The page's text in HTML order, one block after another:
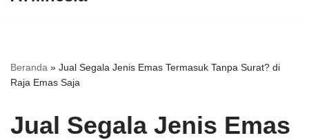
Beranda » Jual Segala Jenis Emas Termasuk Tanpa Surat? di
Raja Emas Saja
Jual Segala Jenis Emas